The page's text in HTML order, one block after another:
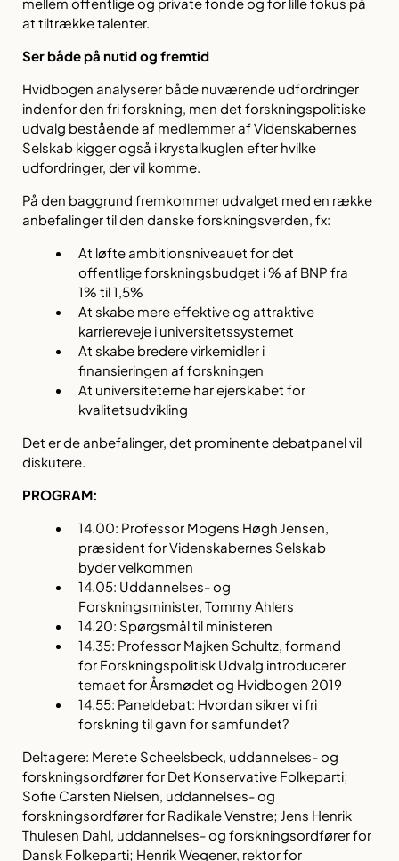
at tiltrække talenter.
Ser både på nutid og fremtid
Hvidbogen analyserer både nuværende udfordringer
indenfor den fri forskning, men det forskningspolitiske
udvalg bestående af medlemmer af Videnskabernes
Selskab kigger også i krystalkuglen efter hvilke
udfordringer, der vil komme.
På den baggrund fremkommer udvalget med en række
anbefalinger til den danske forskningsverden, fx:
At løfte ambitionsniveauet for det
offentlige forskningsbudget i % af BNP fra
1% til 1,5%
At skabe mere effektive og attraktive
karriereveje i universitetssystemet
At skabe bredere virkemidler i
finansieringen af forskningen
At universiteterne har ejerskabet for
kvalitetsudvikling
Det er de anbefalinger, det prominente debatpanel vil
diskutere.
PROGRAM:
14.00: Professor Mogens Høgh Jensen,
præsident for Videnskabernes Selskab
byder velkommen
14.05: Uddannelses- og
Forskningsminister, Tommy Ahlers
14.20: Spørgsmål til ministeren
14.35: Professor Majken Schultz, formand
for Forskningspolitisk Udvalg introducerer
temaet for Årsmødet og Hvidbogen 2019
14.55: Paneldebat: Hvordan sikrer vi fri
forskning til gavn for samfundet?
Deltagere: Merete Scheelsbeck, uddannelses- og
forskningsordfører for Det Konservative Folkeparti;
Sofie Carsten Nielsen, uddannelses- og
forskningsordfører for Radikale Venstre; Jens Henrik
Thulesen Dahl, uddannelses- og forskningsordfører for
Dansk Folkeparti; Henrik Wegener, rektor for